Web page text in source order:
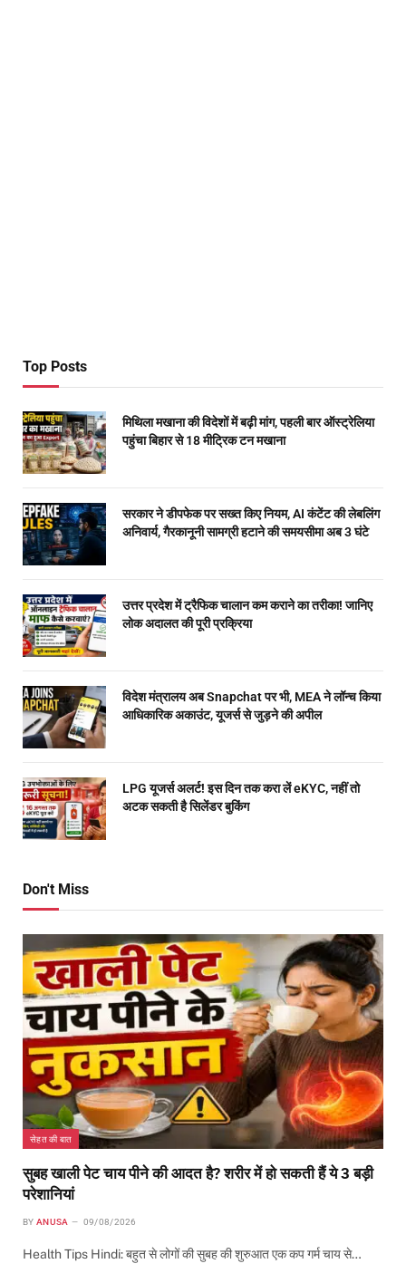
Top Posts
मिथिला मखाना की विदेशों में बढ़ी मांग, पहली बार ऑस्ट्रेलिया
पहुंचा बिहार से 18 मीट्रिक टन मखाना
सरकार ने डीपफेक पर सख्त किए नियम, AI कंटेंट की लेबलिंग
अनिवार्य, गैरकानूनी सामग्री हटाने की समयसीमा अब 3 घंटे
उत्तर प्रदेश में ट्रैफिक चालान कम कराने का तरीका! जानिए
लोक अदालत की पूरी प्रक्रिया
विदेश मंत्रालय अब Snapchat पर भी, MEA ने लॉन्च किया
आधिकारिक अकाउंट, यूजर्स से जुड़ने की अपील
LPG यूजर्स अलर्ट! इस दिन तक करा लें eKYC, नहीं तो
अटक सकती है सिलेंडर बुकिंग
Don't Miss
सेहत की बात
सुबह खाली पेट चाय पीने की आदत है? शरीर में हो सकती हैं ये 3 बड़ी
परेशानियां
BY ANUSA 09/08/2026
Health Tips Hindi: बहुत से लोगों की सुबह की शुरुआत एक कप गर्म चाय से…